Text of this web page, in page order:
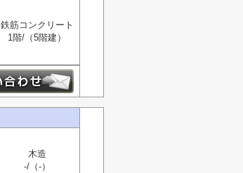
鉄筋コンクリート
1階/（5階建）
木造
-/（-）